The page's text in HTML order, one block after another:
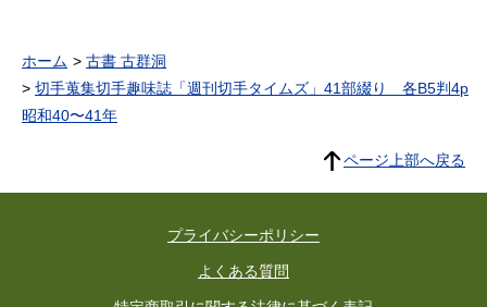
ホーム
古書 古群洞
切手蒐集切手趣味誌「週刊切手タイムズ」41部綴り 各B5判4p
昭和40〜41年
ページ上部へ戻る
プライバシーポリシー
よくある質問